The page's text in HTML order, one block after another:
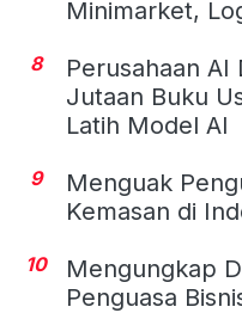
Minimarket,
8
Perusahaan
Jutaan Buku
Latih Model AI
9
Menguak
Kemasan di
10
Mengungkap
Penguasa